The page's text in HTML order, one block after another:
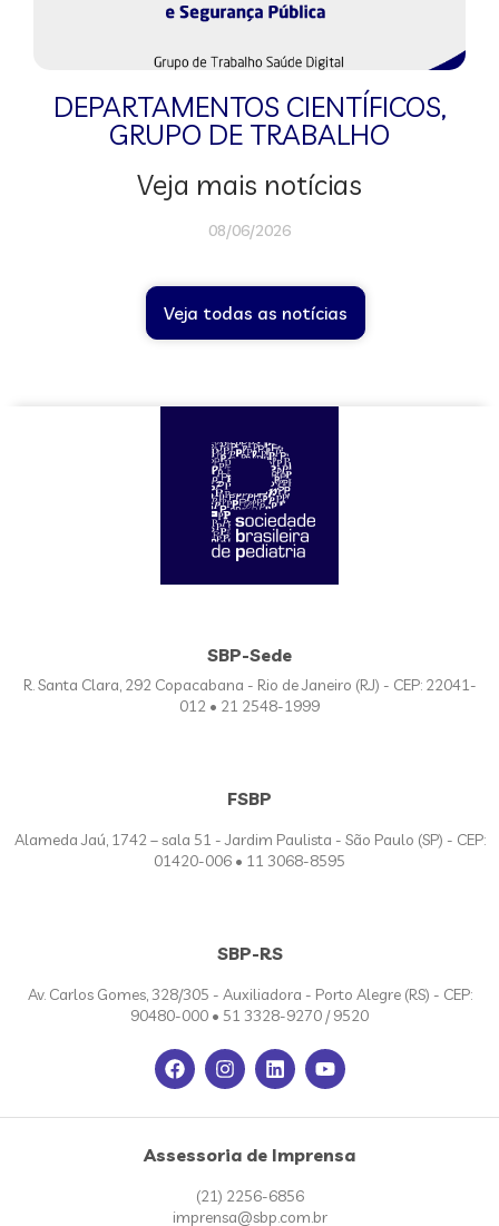
DEPARTAMENTOS CIENTÍFICOS,
GRUPO DE TRABALHO
Veja mais notícias
08/06/2026
Veja todas as notícias
SBP-Sede
R. Santa Clara, 292 Copacabana - Rio de Janeiro (RJ) - CEP: 22041-
012 • 21 2548-1999
FSBP
Alameda Jaú, 1742 – sala 51 - Jardim Paulista - São Paulo (SP) - CEP:
01420-006 • 11 3068-8595
SBP-RS
Av. Carlos Gomes, 328/305 - Auxiliadora - Porto Alegre (RS) - CEP:
90480-000 • 51 3328-9270 / 9520
Assessoria de Imprensa
(21) 2256-6856
imprensa@sbp.com.br